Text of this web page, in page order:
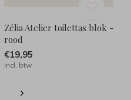
Zélia Atelier toilettas blok -
rood
€19,95
Incl. btw